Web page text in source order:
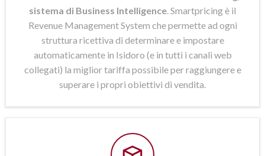
sistema di Business Intelligence . Smartpricing è il
Revenue Management System che permette ad ogni
struttura ricettiva di determinare e impostare
automaticamente in Isidoro (e in tutti i canali web
collegati) la miglior tariffa possibile per raggiungere e
superare i propri obiettivi di vendita.